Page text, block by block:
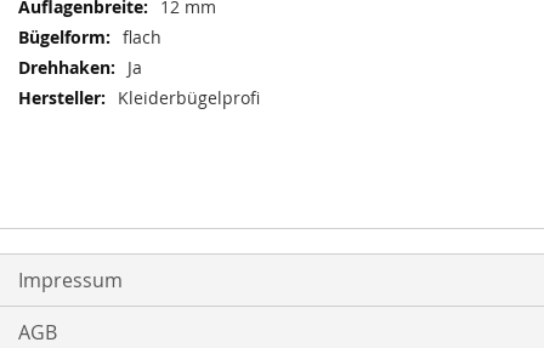
12 mm
flach
Ja
Kleiderbügelprofi
Impressum
AGB